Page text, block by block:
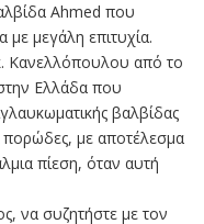
Ahmed που
με μεγάλη επιτυχία.
Κανελλόπουλου από το
Ελλάδα που
βαλβίδας
πορώδες, με αποτέλεσμα
πίεση, όταν αυτή
να συζητήστε με τον